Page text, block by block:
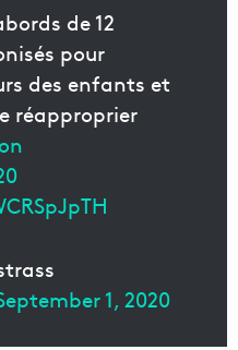
de 12
pour
des enfants et
réapproprier
1, 2020